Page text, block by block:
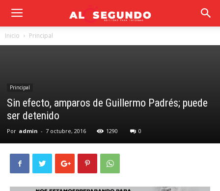
Inicio Principal
Principal
Sin efecto, amparos de Guillermo Padrés; puede
ser detenido
Por admin - 7 octubre, 2016 1290 0